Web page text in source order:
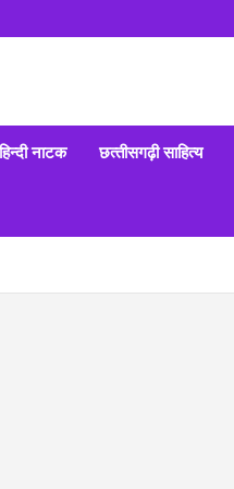
हिन्‍दी नाटक छत्‍तीसगढ़ी साहित्‍य